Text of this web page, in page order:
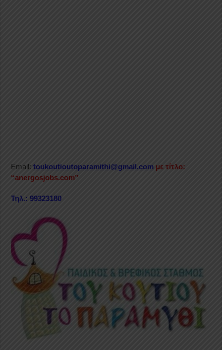
Email:toukoutioutoparamithi@gmail.com με τίτλο:
“anergosjobs.com”
Τηλ.: 99323180